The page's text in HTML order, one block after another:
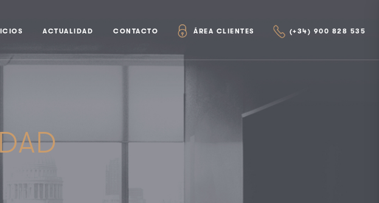
ACTUALIDAD CONTACTO ÁREA CLIENTES (+34) 900 828 535